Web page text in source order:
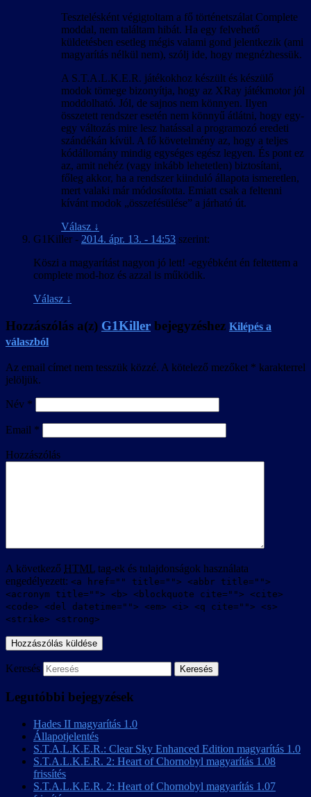
Tesztelésként végigtoltam a fő történetszálat Complete
moddal, nem találtam hibát. Ha egy felvehető
küldetésben esetleg mégis valami gond jelentkezik (ami
magyarítás nélkül nem), szólj ide, hogy megnézhessük.
A S.T.A.L.K.E.R. játékokhoz készült és készülő
modok tömege bizonyítja, hogy az XRay játékmotor jól
moddolható. Jól, de sajnos nem könnyen. Ilyen
összetett rendszer esetén nem könnyű átlátni, hogy egy-
egy változás mire lesz hatással a programozó eredeti
szándékán kívül. A fő követelmény az, hogy a teljes
kódállomány mindig egységes egész legyen. És pont ez
az, amit nehéz (vagy inkább lehetetlen) biztosítani,
főleg akkor, ha a rendszer kiinduló állapota ismeretlen,
mert valaki már módosította. Emiatt csak a feltenni
kívánt modok „összefésülése” a járható út.
Válasz ↓
G1Killer - 2014. ápr. 13. - 14:53 szerint:
Köszi a magyarítást nagyon jó lett! -egyébként én feltettem a
complete mod-hoz és azzal is működik.
Válasz ↓
Hozzászólás a(z) G1Killer bejegyzéshez Kilépés a
válaszból
Az email címet nem tesszük közzé. A kötelező mezőket * karakterrel
jelöljük.
Név *
Email *
Hozzászólás
A következő HTML tag-ek és tulajdonságok használata
engedélyezett: <a href="" title=""> <abbr title="">
<acronym title=""> <b> <blockquote cite=""> <cite>
<code> <del datetime=""> <em> <i> <q cite=""> <s>
<strike> <strong>
Keresés
Legutóbbi bejegyzések
Hades II magyarítás 1.0
Állapotjelentés
S.T.A.L.K.E.R.: Clear Sky Enhanced Edition magyarítás 1.0
S.T.A.L.K.E.R. 2: Heart of Chornobyl magyarítás 1.08
frissítés
S.T.A.L.K.E.R. 2: Heart of Chornobyl magyarítás 1.07